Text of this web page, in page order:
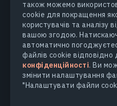
також можемо
cookie для покращення
користувачів та аналізу
вашою згодою.
автоматично
файлів cookie відповідно
конфіденційності. Ви
змінити налаштування
"Налаштувати файли